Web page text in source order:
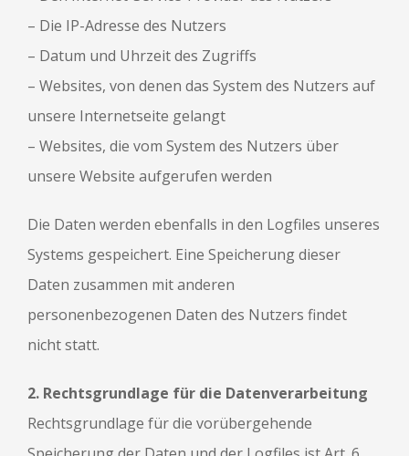
– Die IP-Adresse des Nutzers
– Datum und Uhrzeit des Zugriffs
– Websites, von denen das System des Nutzers auf
unsere Internetseite gelangt
– Websites, die vom System des Nutzers über
unsere Website aufgerufen werden
Die Daten werden ebenfalls in den Logfiles unseres
Systems gespeichert. Eine Speicherung dieser
Daten zusammen mit anderen
personenbezogenen Daten des Nutzers findet
nicht statt.
2. Rechtsgrundlage für die Datenverarbeitung
Rechtsgrundlage für die vorübergehende